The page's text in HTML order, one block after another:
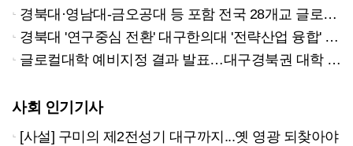
경북대·영남대-금오공대 등 포함 전국 28개교 글로컬대학 신규 예비지정
경북대 '연구중심 전환' 대구한의대 '전략산업 융합' 통했다
글로컬대학 예비지정 결과 발표…대구경북권 대학 희비 엇갈려
사회 인기기사
[사설] 구미의 제2전성기 대구까지...옛 영광 되찾아야